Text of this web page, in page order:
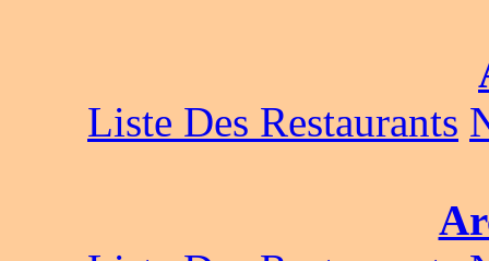
Liste Des Restaurants